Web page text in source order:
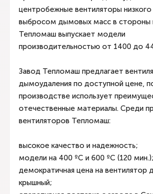
центробежные вентиляторы низкого
выбросом дымовых масс в стороны
Тепломаш выпускает модели
производительностью от 1400 до
Завод Тепломаш предлагает
дымоудаления по доступной цене,
производстве использует
отечественные материалы. Среди
вентиляторов Тепломаш:
высокое качество и надежность;
модели на 400 ºС и 600 ºС (120 мин.);
демократичная цена на вентилятор
крышный;